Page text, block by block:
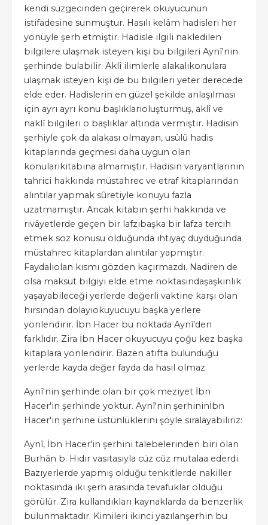
kendi süzgecinden geçirerek okuyucunun
istifadesine sunmuştur. Hasılı kelâm hadisleri her
yönüyle şerh etmiştir. Hadisle ilgili nakledilen
bilgilere ulaşmak isteyen kişi bu bilgileri Aynî'nin
şerhinde bulabilir. Aklî ilimlerle alakalıkonulara
ulaşmak isteyen kişi de bu bilgileri yeter derecede
elde eder. Hadislerin en güzel şekilde anlaşılması
için ayrı ayrı konu başlıklarıoluşturmuş, aklî ve
naklî bilgileri o başlıklar altında vermiştir. Hadisin
şerhiyle çok da alakası olmayan, usûlü hadis
kitaplarında geçmesi daha uygun olan
konularıkitabına almamıştır. Hadisin varyantlarının
tahrici hakkında müstahrec ve etraf kitaplarından
alıntılar yapmak sûretiyle konuyu fazla
uzatmamıştır. Ancak kitabın şerhi hakkında ve
rivâyetlerde geçen bir lafzıbaşka bir lafza tercih
etmek söz konusu olduğunda ihtiyaç duyduğunda
müstahrec kitaplardan alıntılar yapmıştır.
Faydalıolan kısmı gözden kaçırmazdı. Nadiren de
olsa maksut bilgiyi elde etme noktasındaşaşkınlık
yaşayabileceği yerlerde değerli vaktine karşı olan
hırsından dolayıokuyucuyu başka yerlere
yönlendirir. İbn Hacer bu noktada Aynî'den
farklıdır. Zira İbn Hacer okuyucuyu çoğu kez başka
kitaplara yönlendirir. Bazen atıfta bulunduğu
yerlerde kayda değer fayda da hasıl olmaz.
Aynî'nin şerhinde olan bir çok meziyet İbn
Hacer'in şerhinde yoktur. Aynî'nin şerhininİbn
Hacer'in şerhine üstünlüklerini şöyle sıralayabiliriz:
Aynî, İbn Hacer'in şerhini talebelerinden biri olan
Burhân b. Hıdır vasıtasıyla cüz cüz mutalaa ederdi.
Bazıyerlerde yapmış olduğu tenkitlerde nakiller
noktasında iki şerh arasında tevafuklar olduğu
görülür. Zira kullandıkları kaynaklarda da benzerlik
bulunmaktadır. Kimileri ikinci yazılanşerhin bu